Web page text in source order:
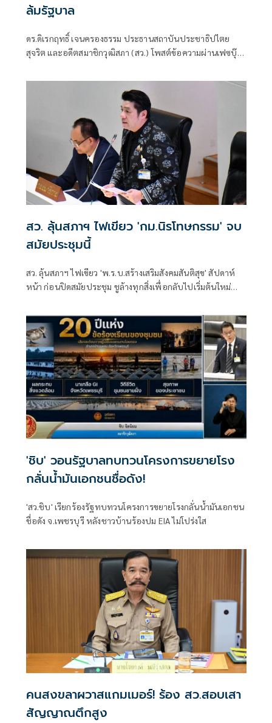
ล้มรัฐบาล
ดร.ดิเรกฤทธิ์ เจนครองธรรม ประธานสถาบันประชาธิปไตย
สุจริต และอดีตสมาชิกวุฒิสภา (สว.) โพสต์ข้อความผ่านเฟซบุ๊
สว. ลุ้นสภาฯ ไฟเขียว 'กม.นิรโทษกรรม' จบ
สมัยประชุมนี้
สว. ลุ้นสภาฯ ไฟเขียว 'พ.ร.บ.สร้างเสริมสังคมสันติสุข' สัปดาห์
หน้า ก่อนปิดสมัยประชุม ชูล้างทุกสิ่งเพื่อกลับไปเริ่มต้นใหม่
'ชิบ' วอนรัฐบาลทบทวนโครงการขยายโรง
กลั่นน้ำมันเอกชนชื่อดัง!
'สว.ชิบ' เรียกร้องรัฐทบทวนโครงการขยายโรงกลั่นน้ำมันเอกชน
ชื่อดัง จ.เพชรบุรี หลังชาวบ้านร้องปม EIA ไม่โปร่งใส
คนสงขลาผวาสแกมเมอร์! ร้อง สว.สอบเสา
สัญญาณตึกสูง